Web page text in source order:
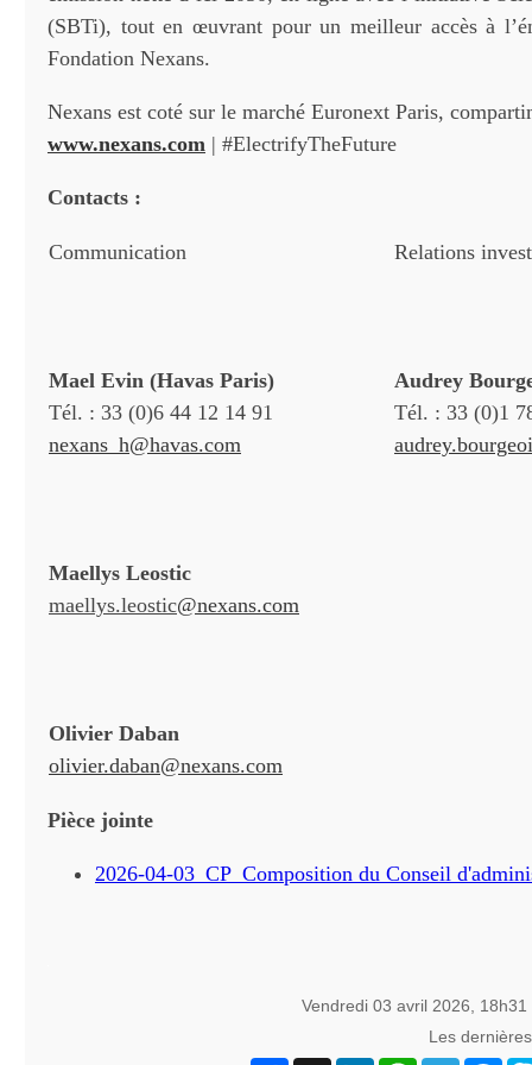
(SBTi), tout en œuvrant pour un meilleur accès à
Fondation Nexans.
Nexans est coté sur le marché Euronext Paris,
www.nexans.com | #ElectrifyTheFuture
Contacts :
Communication
Mael Evin (Havas Paris)
Tél. : 33 (0)6 44 12 14 91
nexans_h@havas.com
Maellys Leostic
maellys.leostic@nexans.com
Olivier Daban
olivier.daban@nexans.com
Relations
Audrey
Tél. : 33 (0)1
Pièce jointe
2026-04-03_CP_Composition du Conseil
Vendredi 03 avril 2026,
Les